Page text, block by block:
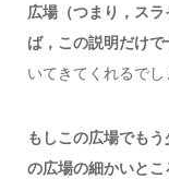
広場（つまり，ス
ば，この説明だけで
いてきてくれるでし
もしこの広場でも
の広場の細かいと